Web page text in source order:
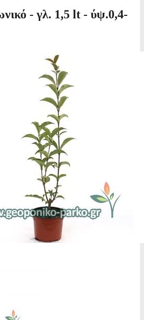
- γλ. 1,5 lt - ύψ.0,4-